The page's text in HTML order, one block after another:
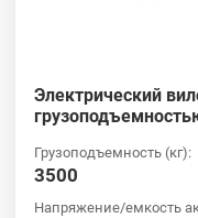
Электрический
Грузоподъемность (кг):
3500
Напряжение/емкость